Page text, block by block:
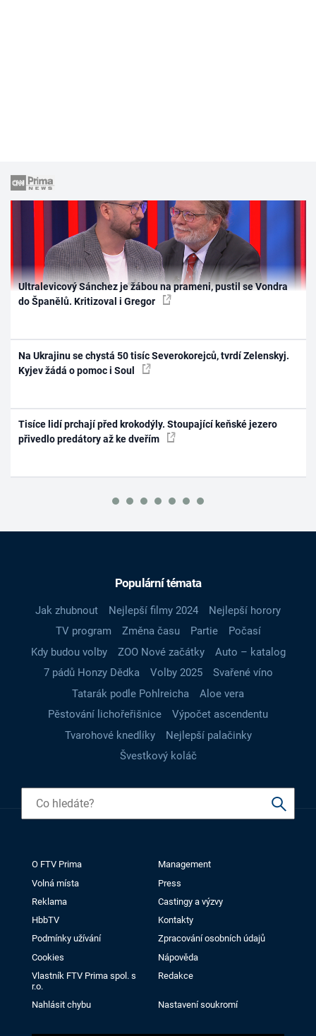
Ultralevicový Sánchez je žábou na prameni, pustil se Vondra
do Španělů. Kritizoval i Gregor
Na Ukrajinu se chystá 50 tisíc Severokorejců, tvrdí Zelenskyj.
Kyjev žádá o pomoc i Soul
Tisíce lidí prchají před krokodýly. Stoupající keňské jezero
přivedlo predátory až ke dveřím
Populární témata
Jak zhubnout Nejlepší filmy 2024
Nejlepší horory
TV program
Změna času Partie
Počasí
Kdy budou volby
ZOO Nové začátky
Auto – katalog
7 pádů Honzy Dědka
Volby 2025
Svařené víno
Tatarák podle Pohlreicha
Aloe vera
Pěstování lichořeřišnice
Výpočet ascendentu
Tvarohové knedlíky
Nejlepší palačinky
Švestkový koláč
O FTV Prima
Management
Volná místa
Press
Reklama
Castingy a výzvy
HbbTV
Kontakty
Podmínky užívání
Zpracování osobních údajů
Cookies
Nápověda
Vlastník FTV Prima spol. s
r.o.
Redakce
Nahlásit chybu Nastavení soukromí